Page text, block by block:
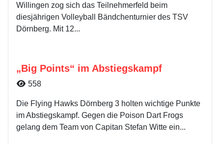
Willingen zog sich das Teilnehmerfeld beim
diesjährigen Volleyball Bändchenturnier des TSV
Dörnberg. Mit 12...
„Big Points“ im Abstiegskampf
Details
558
Die Flying Hawks Dörnberg 3 holten wichtige Punkte
im Abstiegskampf. Gegen die Poison Dart Frogs
gelang dem Team von Capitan Stefan Witte ein...